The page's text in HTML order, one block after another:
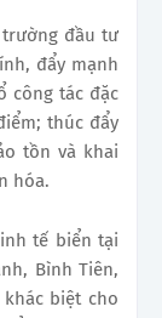
đầu tư
đẩy mạnh
công tác đặc
thúc đẩy
tồn và khai
hóa.
tế biển tại
Bình Tiên,
biệt cho